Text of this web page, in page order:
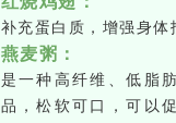
补充蛋白质，增强身体
燕麦粥：
是一种高纤维、低脂
品，松软可口，可以